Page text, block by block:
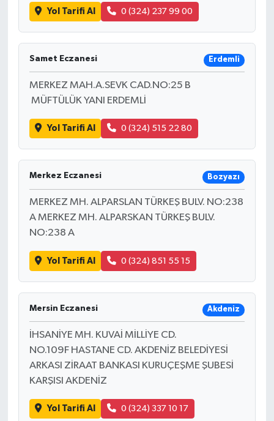
Yol Tarifi Al 0 (324) 237 99 00
Samet Eczanesi Erdemli
MERKEZ MAH.A.SEVK CAD.NO:25 B
MÜFTÜLÜK YANI ERDEMLİ
Yol Tarifi Al 0 (324) 515 22 80
Merkez Eczanesi Bozyazı
MERKEZ MH. ALPARSLAN TÜRKEŞ BULV. NO:238
A MERKEZ MH. ALPARSKAN TÜRKEŞ BULV.
NO:238 A
Yol Tarifi Al 0 (324) 851 55 15
Mersin Eczanesi Akdeniz
İHSANİYE MH. KUVAİ MİLLİYE CD.
NO.109F HASTANE CD. AKDENİZ BELEDİYESİ
ARKASI ZİRAAT BANKASI KURUÇEŞME ŞUBESİ
KARŞISI AKDENİZ
Yol Tarifi Al 0 (324) 337 10 17